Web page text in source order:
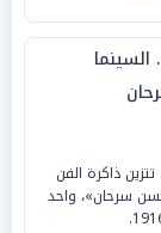
ذاكرة الفن
سرحان»، واحد